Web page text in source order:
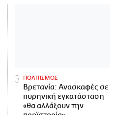
ΠΟΛΙΤΙΣΜΟΣ
Βρετανία: Ανασκαφές σε
πυρηνική εγκατάσταση
«θα αλλάξουν την